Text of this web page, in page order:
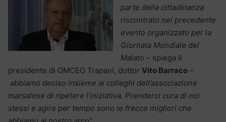
parte della cittadinanza
riscontrato nel precedente
evento organizzato per la
Giornata Mondiale del
Malato – spiega il
presidente di OMCEO Trapani, dottor Vito Barraco –
abbiamo deciso insieme ai colleghi dell’associazione
marsalese di ripetere l’iniziativa. Prenderci cura di noi
stessi e agire per tempo sono le frecce migliori che